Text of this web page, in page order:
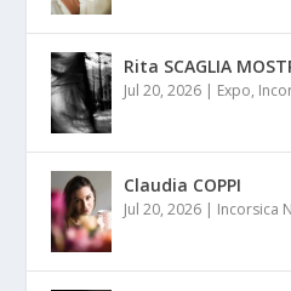
Rita SCAGLIA
Jul 20, 2026 | Expo,
Claudia COPPI
Jul 20, 2026 | Incorsica